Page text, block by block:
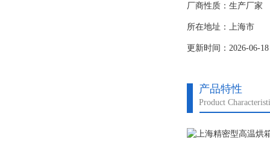
厂商性质：生产厂家
所在地址：上海市
更新时间：2026-06-18
产品特性
Product